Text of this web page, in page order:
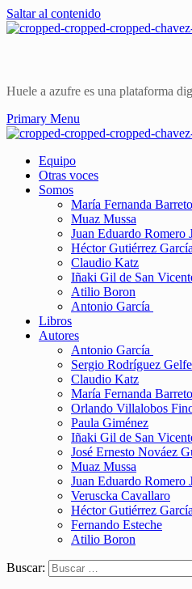
Saltar al contenido
Huele a azufre es una plataforma
Primary Menu
Equipo
Otras voces
Somos
María Fernanda Barreto
Muaz Mussa
Juan Eduardo Romero
Héctor Gutiérrez García
Claudio Katz
Iñaki Gil de San
Atilio Boron
Antonio García
Libros
Autores
Antonio García
Sergio Rodríguez
Claudio Katz
María Fernanda Barreto
Orlando Villalobos
Paula Giménez
Iñaki Gil de San
José Ernesto Nováez
Muaz Mussa
Juan Eduardo Romero
Veruscka Cavallaro
Héctor Gutiérrez García
Fernando Esteche
Atilio Boron
Buscar: